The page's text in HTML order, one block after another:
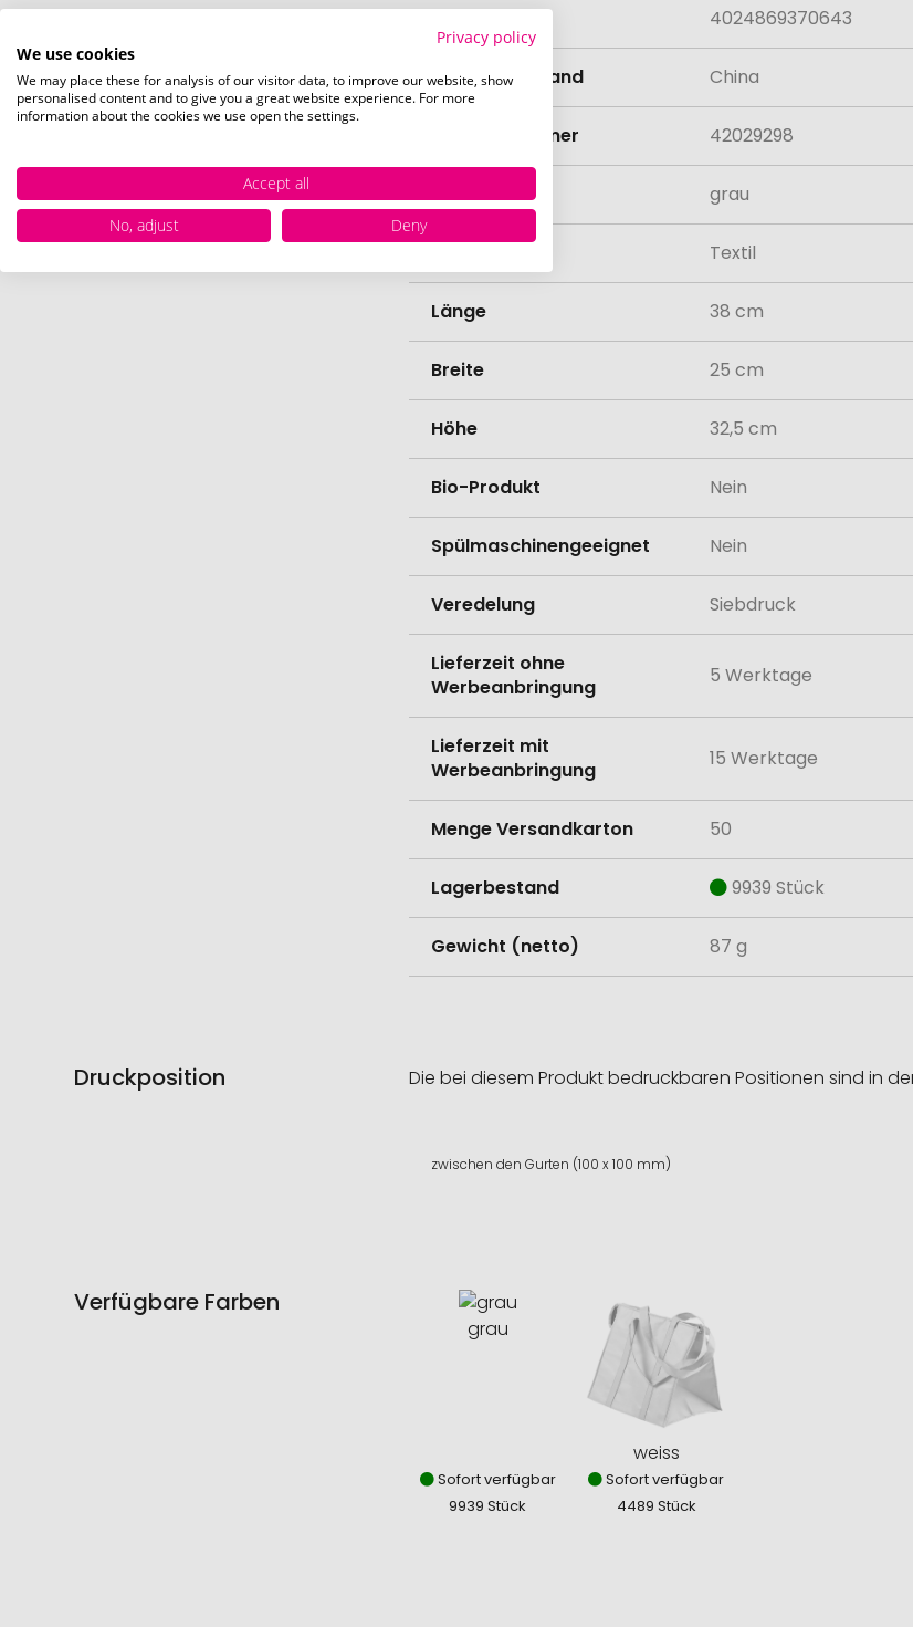
4024869370643
Herstellungsland China
Zolltarifnummer 42029298
Farbe grau
Textil
Länge 38 cm
Breite 25 cm
Höhe 32,5 cm
Bio-Produkt Nein
Spülmaschinengeeignet Nein
Veredelung Siebdruck
Lieferzeit ohne
Werbeanbringung
5 Werktage
Lieferzeit mit
Werbeanbringung
15 Werktage
Menge Versandkarton 50
Lagerbestand 9939 Stück
Gewicht (netto) 87 g
Druckposition Die bei diesem Produkt bedruckbaren Positionen sind in
zwischen den Gurten (100 x 100 mm)
Verfügbare Farben
grau
Sofort verfügbar
9939 Stück
weiss
Sofort verfügbar
4489 Stück
Privacy policy
We use cookies
We may place these for analysis of our visitor data, to improve our website, show
personalised content and to give you a great website experience. For more
information about the cookies we use open the settings.
Accept all
No, adjust
Deny